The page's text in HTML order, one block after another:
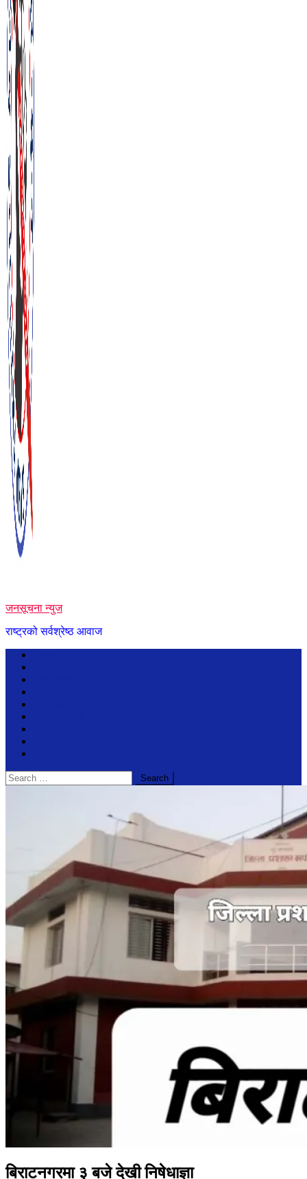
जनसूचना न्युज
राष्ट्रको सर्वश्रेष्ठ आवाज
Search
for:
बिराटनगरमा ३ बजे देखी निषेधाज्ञा